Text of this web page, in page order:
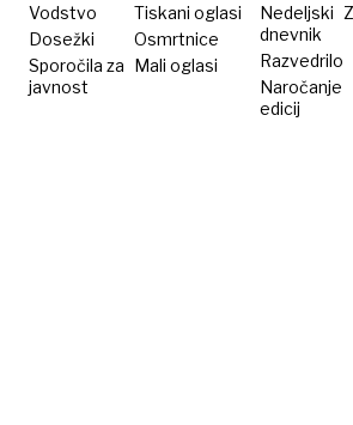
Vodstvo
Dosežki
Sporočila za
javnost
Tiskani oglasi
Osmrtnice
Mali oglasi
Nedeljski
dnevnik
Razvedrilo
Naročanje
edicij